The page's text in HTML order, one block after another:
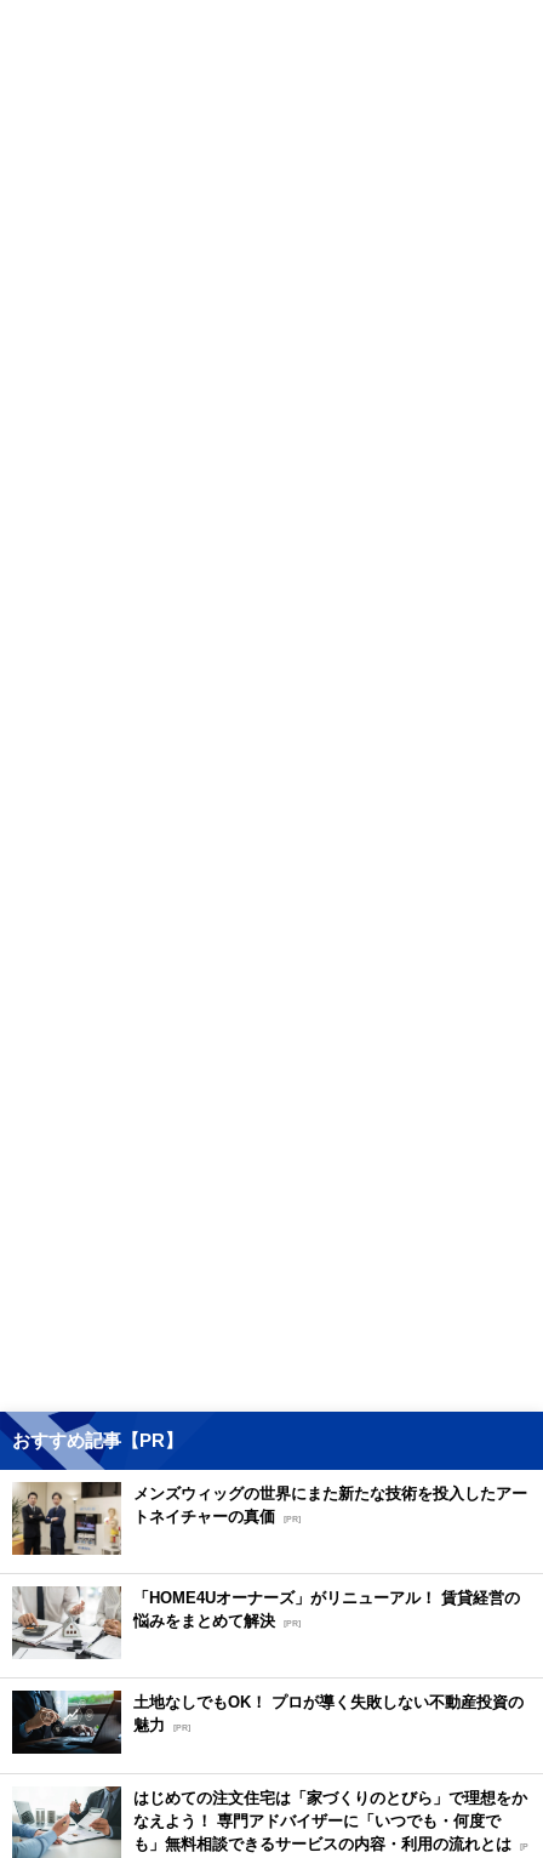
おすすめ記事【PR】
メンズウィッグの世界にまた新たな技術を投入したアー
トネイチャーの真価 [PR]
「HOME4Uオーナーズ」がリニューアル！ 賃貸経営の
悩みをまとめて解決 [PR]
土地なしでもOK！ プロが導く失敗しない不動産投資の
魅力
[PR]
はじめての注文住宅は「家づくりのとびら」で理想をか
なえよう！ 専門アドバイザーに「いつでも・何度で
も」無料相談できるサービスの内容・利用の流れとは [P